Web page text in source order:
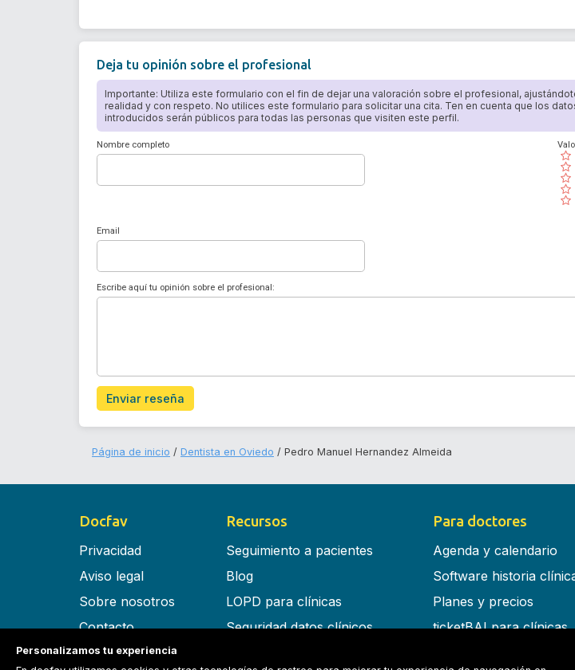
Deja tu opinión sobre el profesional
Importante: Utiliza este formulario con el fin de dejar una valoración sobre el profesional,
realidad y con respeto. No utilices este formulario para solicitar una cita. Ten en cuenta que los
introducidos serán públicos para todas las personas que visiten este perfil.
Nombre completo
( )
( )
( )
( )
( )
Email
Escribe aquí tu opinión sobre el profesional:
Enviar reseña
Página de inicio Dentista en Oviedo Pedro Manuel Hernandez Almeida
Docfav
Privacidad
Aviso legal
Sobre nosotros
Contacto
Términos y condiciones
Recursos
Seguimiento a pacientes
Blog
LOPD para clínicas
Seguridad datos clínicos
Para doctores
Agenda y calendario
Software historia
Planes y precios
ticketBAI para clínicas
Personalizamos tu experiencia